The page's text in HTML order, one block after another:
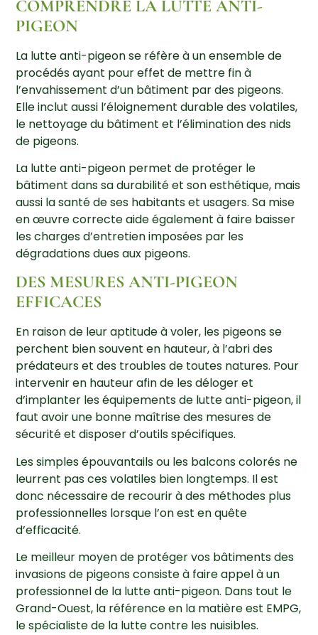
COMPRENDRE LA LUTTE ANTI-
PIGEON
La lutte anti-pigeon se réfère à un ensemble de
procédés ayant pour effet de mettre fin à
l’envahissement d’un bâtiment par des pigeons.
Elle inclut aussi l’éloignement durable des volatiles,
le nettoyage du bâtiment et l’élimination des nids
de pigeons.
La lutte anti-pigeon permet de protéger le
bâtiment dans sa durabilité et son esthétique, mais
aussi la santé de ses habitants et usagers. Sa mise
en œuvre correcte aide également à faire baisser
les charges d’entretien imposées par les
dégradations dues aux pigeons.
DES MESURES ANTI-PIGEON
EFFICACES
En raison de leur aptitude à voler, les pigeons se
perchent bien souvent en hauteur, à l’abri des
prédateurs et des troubles de toutes natures. Pour
intervenir en hauteur afin de les déloger et
d’implanter les équipements de lutte anti-pigeon, il
faut avoir une bonne maîtrise des mesures de
sécurité et disposer d’outils spécifiques.
Les simples épouvantails ou les balcons colorés ne
leurrent pas ces volatiles bien longtemps. Il est
donc nécessaire de recourir à des méthodes plus
professionnelles lorsque l’on est en quête
d’efficacité.
Le meilleur moyen de protéger vos bâtiments des
invasions de pigeons consiste à faire appel à un
professionnel de la lutte anti-pigeon. Dans tout le
Grand-Ouest, la référence en la matière est EMPG,
le spécialiste de la lutte contre les nuisibles.